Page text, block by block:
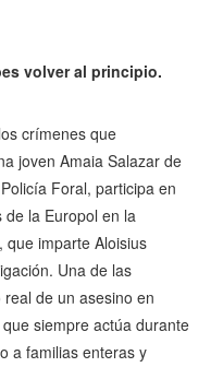
volver al principio.
crímenes que
joven Amaia Salazar de
Foral, participa en
la Europol en la
que imparte Aloisius
Una de las
de un asesino en
siempre actúa durante
a familias enteras y